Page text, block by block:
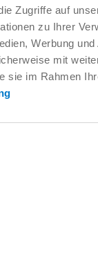
Zugriffe auf
zu Ihrer
Werbung
mit
sie im Rahmen